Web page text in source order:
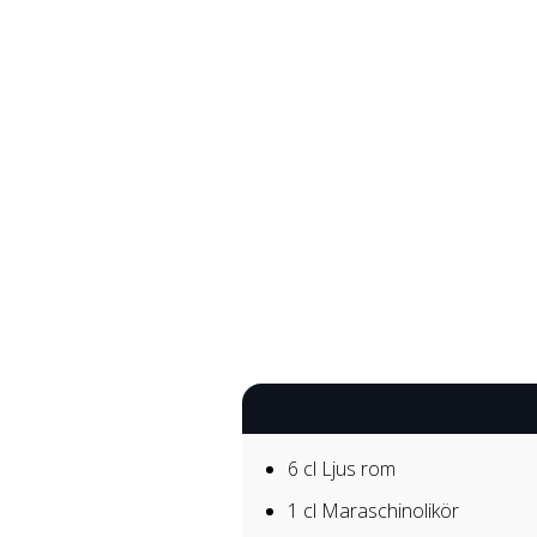
6 cl Ljus rom
1 cl Maraschinolikör